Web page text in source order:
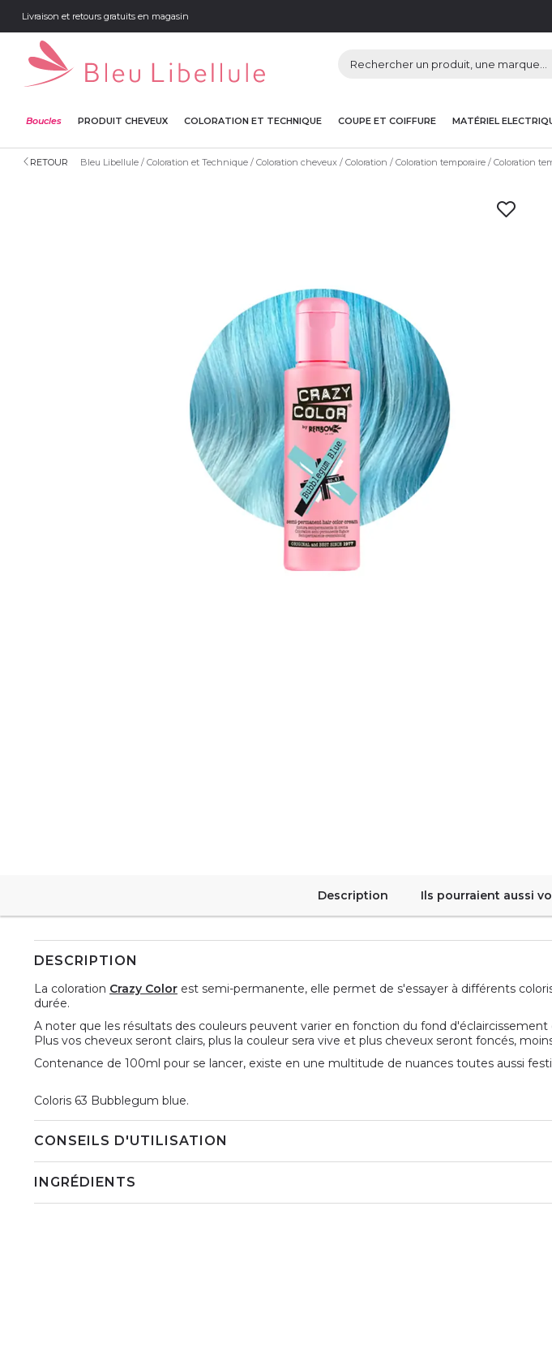
Livraison et retours gratuits en magasin
Boucles PRODUIT CHEVEUX COLORATION ET TECHNIQUE COUPE ET COIFFURE MATÉRIEL
RETOUR Bleu Libellule Coloration et Technique Coloration cheveux Coloration Coloration temporaire Coloration
Description Ils pourraient aussi
DESCRIPTION
La coloration Crazy Color est semi-permanente, elle permet de s'essayer à différents
durée.
A noter que les résultats des couleurs peuvent varier en fonction du fond d'éclaircissement
Plus vos cheveux seront clairs, plus la couleur sera vive et plus cheveux seront foncés,
Contenance de 100ml pour se lancer, existe en une multitude de nuances toutes aussi
Coloris 63 Bubblegum blue.
CONSEILS D'UTILISATION
INGRÉDIENTS